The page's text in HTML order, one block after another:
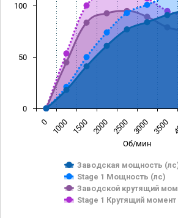
Об/мин
Заводская мощность
Stage 1 Мощность (лс)
Заводской крутящий
Stage 1 Крутящий
0 1000 1500 2000 2500 3000 3500
0
50
100